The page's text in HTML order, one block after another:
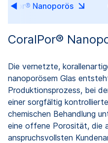
Nanoporös
CoralPor®
Die vernetzte,
nanoporösem Glas
Produktionsprozess, bei
einer sorgfältig
chemischen Behandlung
eine offene Porosität, die
anspruchsvollsten